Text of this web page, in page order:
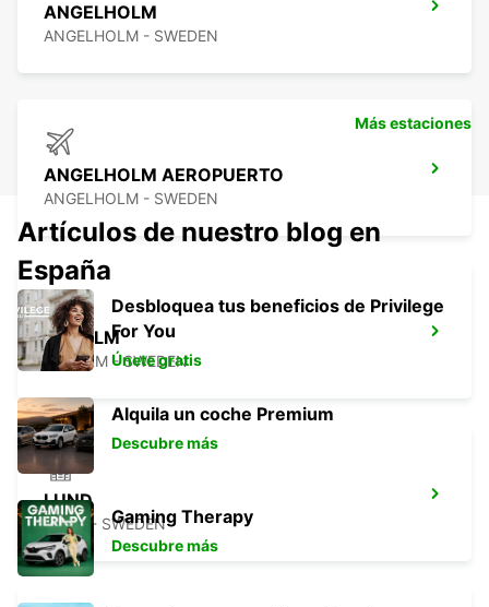
ANGELHOLM
ANGELHOLM - SWEDEN
ANGELHOLM AEROPUERTO
ANGELHOLM - SWEDEN
LAHOLM
LAHOLM - SWEDEN
LUND
LUND - SWEDEN
Más estaciones
Artículos de nuestro blog en
España
Desbloquea tus beneficios de Privilege
For You
Únete gratis
Alquila un coche Premium
Descubre más
Gaming Therapy
Descubre más